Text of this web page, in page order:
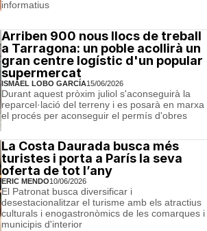
informatius
Arriben 900 nous llocs de treball
a Tarragona: un poble acollirà un
gran centre logístic d'un popular
supermercat
ISMAEL LOBO GARCÍA15/06/2026
Durant aquest pròxim juliol s'aconseguirà la
reparcel·lació del terreny i es posarà en marxa
el procés per aconseguir el permís d'obres
La Costa Daurada busca més
turistes i porta a París la seva
oferta de tot l’any
ERIC MENDO10/06/2026
El Patronat busca diversificar i
desestacionalitzar el turisme amb els atractius
culturals i enogastronòmics de les comarques i
municipis d'interior